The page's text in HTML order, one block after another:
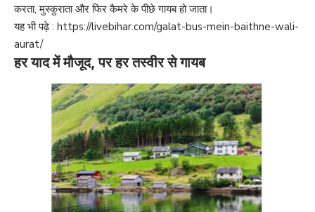
करता, मुस्कुराता और फिर कैमरे के पीछे गायब हो जाता।
यह भी पढ़े : https://livebihar.com/galat-bus-mein-baithne-wali-
aurat/
हर याद में मौजूद, पर हर तस्वीर से गायब